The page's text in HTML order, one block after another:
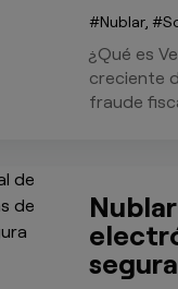
Nublar,
¿Qué es
creciente
fraude
segura